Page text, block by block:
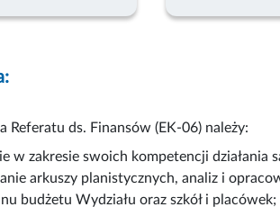
Referatu ds. Finansów (EK-06) należy:
w zakresie swoich kompetencji działania
arkuszy planistycznych, analiz i
budżetu Wydziału oraz szkół i placówek;